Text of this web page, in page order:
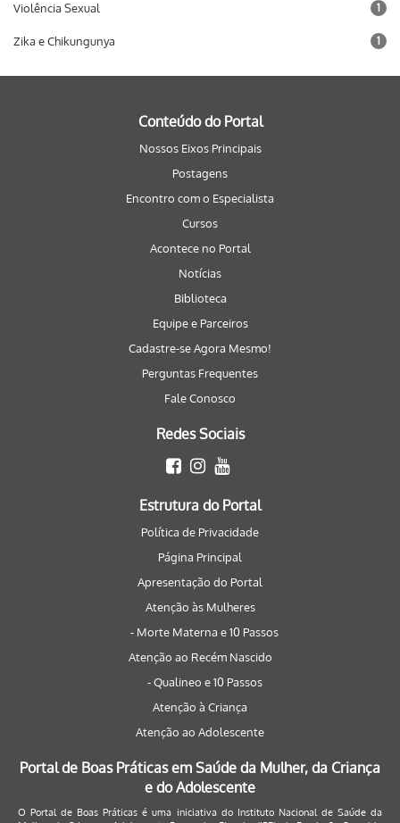
Violência Sexual 1
Zika e Chikungunya 1
Conteúdo do Portal
Nossos Eixos Principais
Postagens
Encontro com o Especialista
Cursos
Acontece no Portal
Notícias
Biblioteca
Equipe e Parceiros
Cadastre-se Agora Mesmo!
Perguntas Frequentes
Fale Conosco
Redes Sociais
Estrutura do Portal
Política de Privacidade
Página Principal
Apresentação do Portal
Atenção às Mulheres
- Morte Materna e 10 Passos
Atenção ao Recém Nascido
- Qualineo e 10 Passos
Atenção à Criança
Atenção ao Adolescente
Portal de Boas Práticas em Saúde da Mulher, da Criança
e do Adolescente
O Portal de Boas Práticas é uma iniciativa do Instituto Nacional de Saúde da